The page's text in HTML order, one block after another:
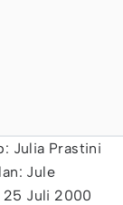
Julia Prastini
Jule
25 Juli 2000